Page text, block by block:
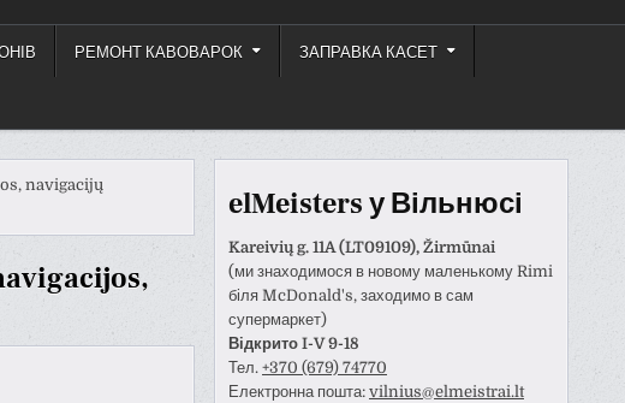
РЕМОНТ КАВОВАРОК ЗАПРАВКА КАСЕТ
navigacijų
elMeisters у Вільнюсі
Kareivių g. 11A (LT09109), Žirmūnai
(ми знаходимося в новому маленькому Rimi
біля McDonald's, заходимо в сам
супермаркет)
Відкрито I-V 9-18
Тел. +370 (679) 74770
Електронна пошта: vilnius@elmeistrai.lt